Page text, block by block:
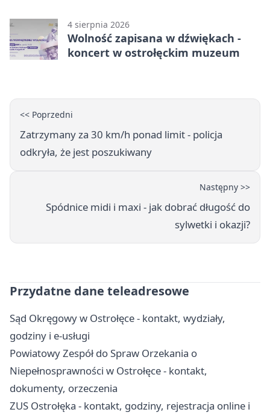
4 sierpnia 2026
Wolność zapisana w dźwiękach -
koncert w ostrołęckim muzeum
<< Poprzedni
Zatrzymany za 30 km/h ponad limit - policja
odkryła, że jest poszukiwany
Następny >>
Spódnice midi i maxi - jak dobrać długość do
sylwetki i okazji?
Przydatne dane teleadresowe
Sąd Okręgowy w Ostrołęce - kontakt, wydziały,
godziny i e-usługi
Powiatowy Zespół do Spraw Orzekania o
Niepełnosprawności w Ostrołęce - kontakt,
dokumenty, orzeczenia
ZUS Ostrołęka - kontakt, godziny, rejestracja online i